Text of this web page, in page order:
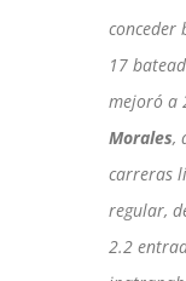
conceder
17
mejoró a
Morales,
carreras
regular,
2.2